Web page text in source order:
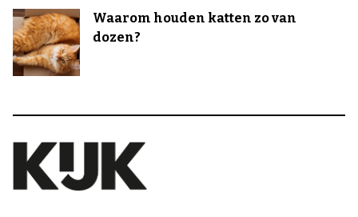
Waarom houden katten zo van
dozen?